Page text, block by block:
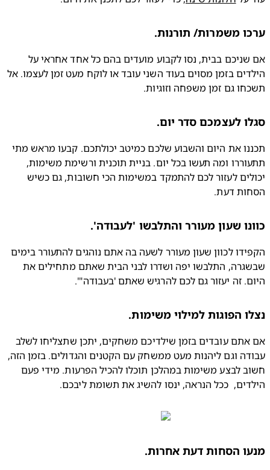
משמרות/ תורנות.
אם שניכם בבית, נסו לקבוע מועדים בהם כל אחד אחראי על
הילדים בזמן מסוים בעוד השני עובד או לוקח מעט זמן לעצמו. אל
גם זמן משפחה וזוגיות.
לעצמכם סדר יום.
תתעוררו ומה תעשו בכל יום. בניית תוכנית ורשימת משימות,
יכולים לעזור לכם להתמקד במשימות הכי חשובות, גם כשיש
דעת.
שעון מעורר והתלבשו 'לעבודה'.
הקפידו לכוון שעון מעורר לשעה בה אתם נוהגים להתעורר בימים
שבשגרה, התלבשו יפה ושדרו לבני הבית שאתם מתחילים את
זה יעזור גם לכם להרגיש שאתם 'בעבודה"'.
הפוגות למילוי משימות.
אם אתם עובדים בזמן שילדיכם משחקים, יתכן שתצליחו לשלב
עבודה וגם ליהנות מעט ממשחק עם הקטנים והגדולים. בזמן הזה,
חשוב לבצע משימות במהלכן תוכלו להכיל הפרעות. מידי פעם
ככל הנראה, ינסו להשיג את תשומת ליבכם.
הסחות דעת אחרות.